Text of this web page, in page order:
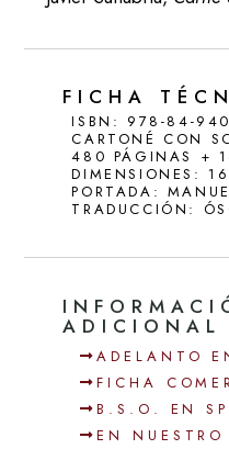
FICHA
ISBN: 978-84-
CARTONÉ CON
480 PÁGINAS +
DIMENSIONES:
PORTADA:
TRADUCCIÓN:
ADICIONAL
ADELANTO
FICHA
B.S.O. EN
EN NUESTRO